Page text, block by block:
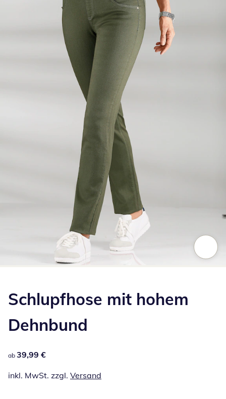
Schlupfhose mit hohem
Dehnbund
39,99 €
ab 39,99 €
inkl. MwSt. zzgl. Versand